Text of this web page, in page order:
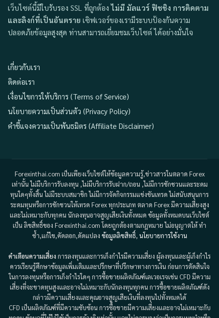
เว็บไซต์นี้มีใบรับรอง SSL ที่ถูกต้องไม่มี มัลแวร์ ฟิชชิง การติดตาม
และลิงก์ที่เป็นอันตราย เซิฟเวอร์ของเรามีระบบป้องกันความ
ปลอดภัยข้อมูลสูงสุด ท่านสามารถเยี่ยมชมเว็บไซต์ ได้อย่างมั่นใจ
เกี่ยวกับเรา
ติดต่อเรา
เงื่อนไขการให้บริการ (Terms of Service)
นโยบายความเป็นส่วนตัว (Privacy Policy)
คำชี้แจงความเป็นพันธมิตร (Affiliate Disclaimer)
Forexinthai.com เป็นเพียงเว็บไซต์ให้ข้อมูลความรู้,ข่าวสารในตลาด Forex
เท่านั้น ไม่มีบริการรับลงทุน ,ไม่มีบริการรับฝาก/ถอน ,ไม่มีการชักชวนและระดม
ทุนใดๆทั้งสิ้น ไม่มีระบบสมาชิก ไม่มีการจัดกิจกรรมแข่งขันเทรด ไม่สนับสนุนการ
ระดมทุนหรือการชักชวนให้เทรด Forex ทุกประเภท ตลาด Forex มีความเสี่ยงสูง
และไม่เหมาะกับทุกคน นักลงทุนอาจสูญเสียเงินทั้งหมด ข้อมูลทั้งหมดบนเว็บไซต์
เป็น ลิขสิทธิ์ของ Forexinthai.com โดยถูกต้องตามกฎหมาย ไม่อนุญาตให้ ทำ
ซ้ำ,แก้ไข,คัดลอก,ดัดแปลง ข้อมูลลิขสิทธิ์, นโยบายการใช้งาน
คำเตือนความเสี่ยงการลงทุนและการเก็งกำไรมีความเสี่ยง ผู้ลงทุนและผู้เก็งกำไร
ควรเรียนรู้ศึกษาข้อมูลเพิ่มเติมและปรึกษาที่ปรึกษาทางการเงิน ก่อนการตัดสินใจ
ในการลงทุนหรือการเก็งกำไรใดๆ การซื้อขายผลิตภัณฑ์เลเวอเรจเช่น CFD มีความ
เสี่ยงที่จะขาดทุนสูงและอาจไม่เหมาะกับนักลงทุนทุกคน การซื้อขายผลิตภัณฑ์ดัง
กล่าวมีความเสี่ยงและคุณอาจสูญเสียเงินที่ลงทุนไปทั้งหมดได้
CFD เป็นผลิตภัณฑ์ที่มีความซับซ้อน การซื้อขายมีความเสี่ยงและอาจไม่เหมาะกับ